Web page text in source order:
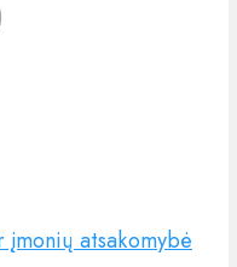
atsakomybė